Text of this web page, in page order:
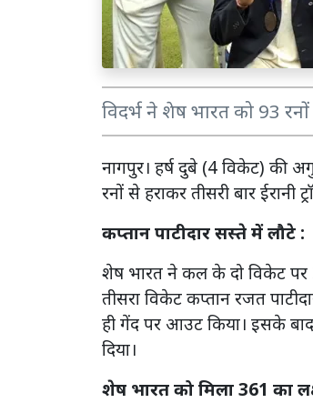
विदर्भ ने शेष भारत को 93 रनों
नागपुर। हर्ष दुबे (4 विकेट) की
रनों से हराकर तीसरी बार ईरानी
कप्तान पाटीदार सस्ते में लौटे :
शेष भारत ने कल के दो विकेट
तीसरा विकेट कप्तान रजत
ही गेंद पर आउट किया। इसके
दिया।
शेष भारत को मिला 361 का